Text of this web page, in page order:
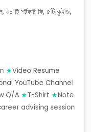
২০ টি শর্টকাট কি, ৫টি কুইজ,
★Video Resume
YouTube Channel
Q/A ★T-Shirt ★Note
advising session